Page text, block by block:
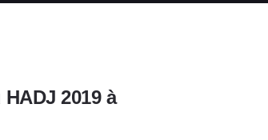
2019 à